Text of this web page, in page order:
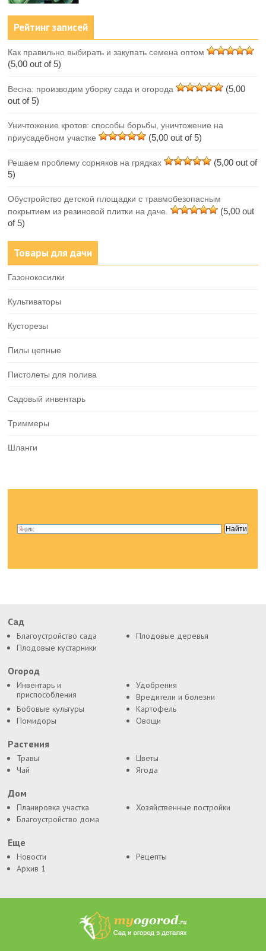
Рейтинг записей
Как правильно выбирать и закупать семена оптом
(5,00 out of 5)
Весна: производим уборку сада и огорода
(5,00
out of 5)
Уничтожение кротов: способы борьбы, уничтожение на
приусадебном участке
(5,00 out of 5)
Решаем проблему сорняков на грядках
(5,00 out of
5)
Обустройство детской площадки с травмобезопасным
покрытием из резиновой плитки на даче.
(5,00 out
of 5)
Товары для дачи
Газонокосилки
Культиваторы
Кусторезы
Пилы цепные
Пистолеты для полива
Садовый инвентарь
Триммеры
Шланги
Сад
Благоустройство сада
Плодовые деревья
Плодовые кустарники
Огород
Инвентарь и
приспособления
Удобрения
Вредители и болезни
Бобовые культуры
Картофель
Помидоры
Овощи
Растения
Травы
Цветы
Чай
Ягода
Дом
Планировка участка
Хозяйственные постройки
Благоустройство дома
Еще
Новости
Рецепты
Архив 1